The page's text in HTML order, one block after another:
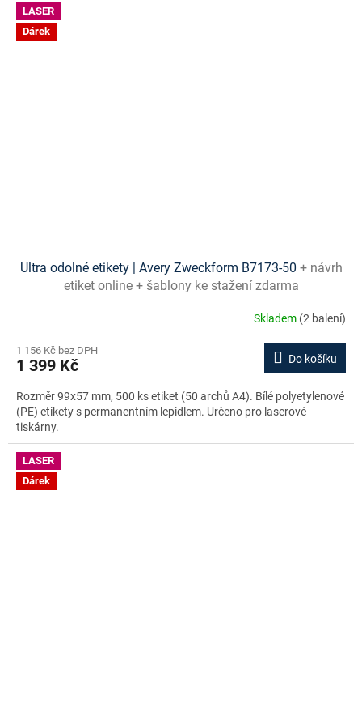
LASER
Dárek
Ultra odolné etikety | Avery Zweckform B7173-50 + návrh
etiket online + šablony ke stažení zdarma
Skladem (2 balení)
1 156 Kč bez DPH
1 399 Kč Do košíku
Rozměr 99x57 mm, 500 ks etiket (50 archů A4). Bílé polyetylenové
(PE) etikety s permanentním lepidlem. Určeno pro laserové
tiskárny.
LASER
Dárek